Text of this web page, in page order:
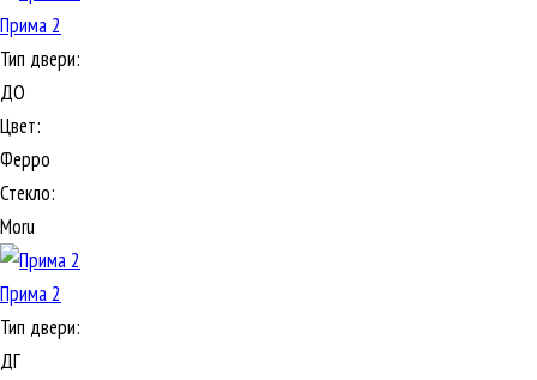
Прима 2
Тип двери:
ДО
Цвет:
Ферро
Стекло:
Moru
Прима 2
Тип двери:
ДГ